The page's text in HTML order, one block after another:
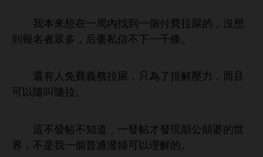
本 周 到 個付費拉屎
，沒
到報名者眾
，后臺私信 千條。
還 免費義務拉屎，只為
排解壓力，而且
以隨叫隨拉。
帖 ， 帖才 現顛公顛婆
世
界，
個普通潑婦 以理解 。